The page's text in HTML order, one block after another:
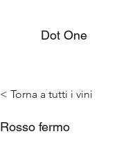
Dot One
< Torna a tutti i vini
Rosso fermo